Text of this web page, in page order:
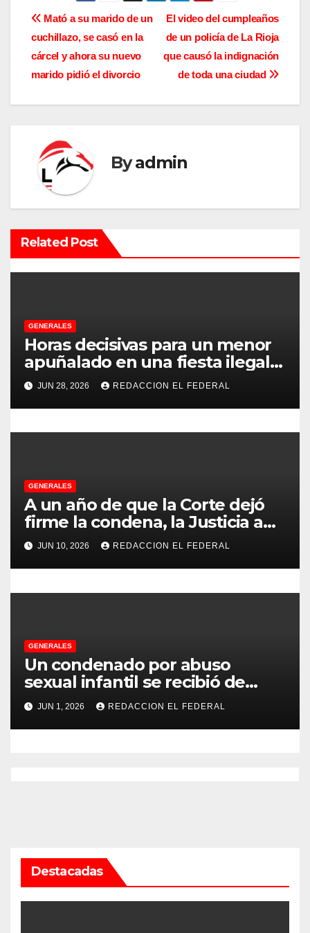
N
a
v
e
a
c
ó
n
e
e
n
a
d
a
s
El video del cumpleaños
de un policía de La Rioja
que causó la indignación
de toda una ciudad
Mató a su marido de un
cuchillazo, se casó en la
cárcel y ahora su nuevo
marido pidió el divorcio
Byadmin
Related Post
GENERALES
Horas decisivas para un menor
apuñalado en una fiesta ilegal
con más de 500 asistentes en
Chilecito
JUN 28, 2026 REDACCION EL FEDERAL
GENERALES
A un año de que la Corte dejó
firme la condena, la Justicia aún
no pudo decomisarle ni un peso
a CFK
JUN 10, 2026 REDACCION EL FEDERAL
GENERALES
Un condenado por abuso
sexual infantil se recibió de
psicopedagogo dentro del
Servicio Penitenciario de La
Rioja
JUN 1, 2026 REDACCION EL FEDERAL
Destacadas